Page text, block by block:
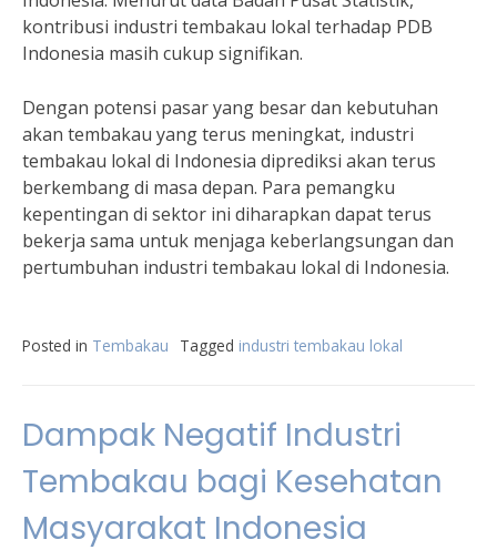
kontribusi industri tembakau lokal terhadap PDB
Indonesia masih cukup signifikan.
Dengan potensi pasar yang besar dan kebutuhan
akan tembakau yang terus meningkat, industri
tembakau lokal di Indonesia diprediksi akan terus
berkembang di masa depan. Para pemangku
kepentingan di sektor ini diharapkan dapat terus
bekerja sama untuk menjaga keberlangsungan dan
pertumbuhan industri tembakau lokal di Indonesia.
Posted in Tembakau Tagged industri tembakau lokal
Dampak Negatif Industri
Tembakau bagi Kesehatan
Masyarakat Indonesia